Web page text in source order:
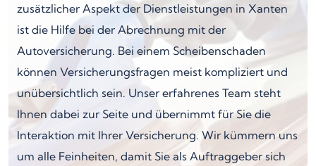
zusätzlicher Aspekt der Dienstleistungen in Xanten
ist die Hilfe bei der Abrechnung mit der
Autoversicherung. Bei einem Scheibenschaden
können Versicherungsfragen meist kompliziert und
unübersichtlich sein. Unser erfahrenes Team steht
Ihnen dabei zur Seite und übernimmt für Sie die
Interaktion mit Ihrer Versicherung. Wir kümmern uns
um alle Feinheiten, damit Sie als Auftraggeber sich